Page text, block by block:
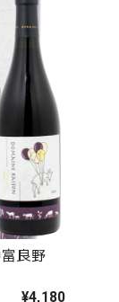
良野
¥4,180